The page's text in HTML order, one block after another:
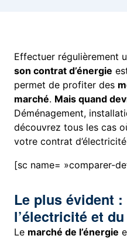
Effectuer régulièrement
son contrat d’énergie
permet de profiter des
marché. Mais quand
Déménagement,
découvrez tous les cas
votre contrat
[sc name= »comparer-
Le plus évident
l’électricité et
Le marché de l’énergie